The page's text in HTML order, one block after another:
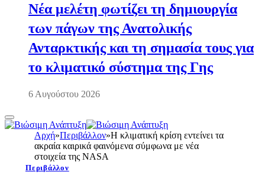
Νέα μελέτη φωτίζει τη δημιουργία
των πάγων της Ανατολικής
Ανταρκτικής και τη σημασία τους για
το κλιματικό σύστημα της Γης
6 Αυγούστου 2026
Αρχή»Περιβάλλον»Η κλιματική κρίση εντείνει τα
ακραία καιρικά φαινόμενα σύμφωνα με νέα
στοιχεία της NASA
Περιβάλλον